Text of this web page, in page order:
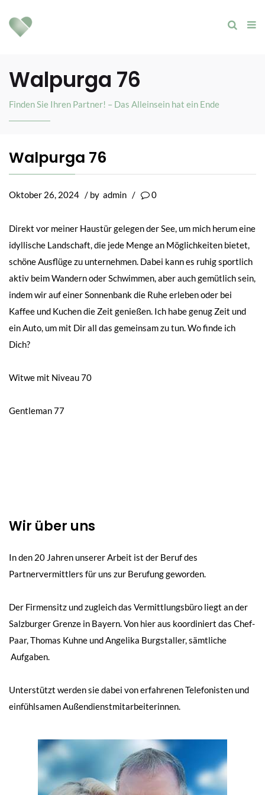
Walpurga 76
Finden Sie Ihren Partner! – Das Alleinsein hat ein Ende
Walpurga 76
Oktober 26, 2024 / by admin / 0
Direkt vor meiner Haustür gelegen der See, um mich herum eine
idyllische Landschaft, die jede Menge an Möglichkeiten bietet,
schöne Ausflüge zu unternehmen. Dabei kann es ruhig sportlich
aktiv beim Wandern oder Schwimmen, aber auch gemütlich sein,
indem wir auf einer Sonnenbank die Ruhe erleben oder bei
Kaffee und Kuchen die Zeit genießen. Ich habe genug Zeit und
ein Auto, um mit Dir all das gemeinsam zu tun. Wo finde ich
Dich?
Beitragsnavigation
Witwe mit Niveau 70
Gentleman 77
Wir über uns
In den 20 Jahren unserer Arbeit ist der Beruf des
Partnervermittlers für uns zur Berufung geworden.
Der Firmensitz und zugleich das Vermittlungsbüro liegt an der
Salzburger Grenze in Bayern. Von hier aus koordiniert das Chef-
Paar, Thomas Kuhne und Angelika Burgstaller, sämtliche
Aufgaben.
Unterstützt werden sie dabei von erfahrenen Telefonisten und
einfühlsamen Außendienstmitarbeiterinnen.